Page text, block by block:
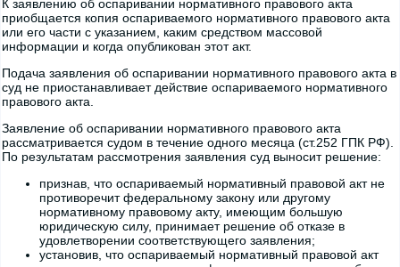
К заявлению об оспаривании нормативного правового акта
приобщается копия оспариваемого нормативного правового акта
или его части с указанием, каким средством массовой
информации и когда опубликован этот акт.
Подача заявления об оспаривании нормативного правового акта в
суд не приостанавливает действие оспариваемого нормативного
правового акта.
Заявление об оспаривании нормативного правового акта
рассматривается судом в течение одного месяца (ст.252 ГПК РФ).
По результатам рассмотрения заявления суд выносит решение:
признав, что оспариваемый нормативный правовой акт не
противоречит федеральному закону или другому
нормативному правовому акту, имеющим большую
юридическую силу, принимает решение об отказе в
удовлетворении соответствующего заявления;
установив, что оспариваемый нормативный правовой акт